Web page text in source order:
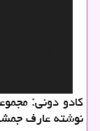
کادو دونی:
نوشته عارف